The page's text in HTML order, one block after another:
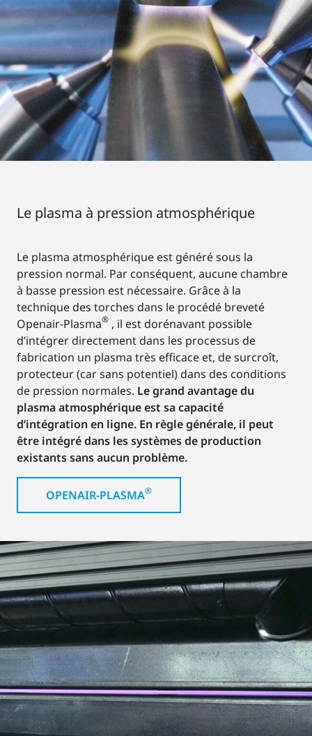
Le plasma à pression atmosphérique
Le plasma atmosphérique est généré sous la
pression normal. Par conséquent, aucune chambre
à basse pression est nécessaire. Grâce à la
technique des torches dans le procédé breveté
Openair-Plasma® , il est dorénavant possible
d’intégrer directement dans les processus de
fabrication un plasma très efficace et, de surcroît,
protecteur (car sans potentiel) dans des conditions
de pression normales. Le grand avantage du
plasma atmosphérique est sa capacité
d’intégration en ligne. En règle générale, il peut
être intégré dans les systèmes de production
existants sans aucun problème.
OPENAIR-PLASMA®